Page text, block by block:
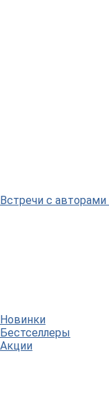
Встречи с авторами
Новинки
Бестселлеры
Акции